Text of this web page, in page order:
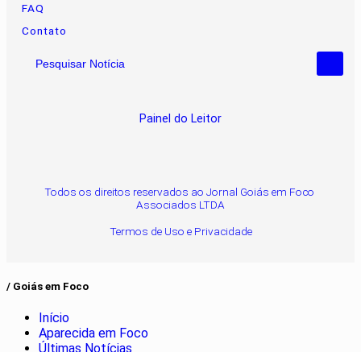
FAQ
Contato
Pesquisar Notícia
Painel do Leitor
Todos os direitos reservados ao Jornal Goiás em Foco
Associados LTDA
Termos de Uso e Privacidade
/ Goiás em Foco
Início
Aparecida em Foco
Últimas Notícias